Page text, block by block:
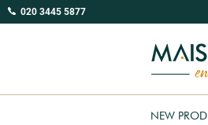
020 3445 5877
NEW